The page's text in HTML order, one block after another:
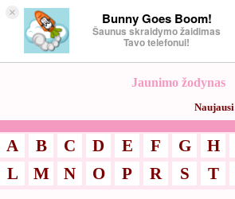
× Bunny Goes Boom!
Šaunus skraidymo žaidimas
Tavo telefonui!
Jaunimo žodynas
Naujausi
A B C D E F G H
L
M N O P R S T